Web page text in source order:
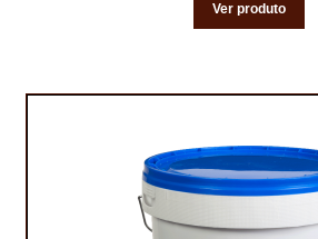
Ver produto